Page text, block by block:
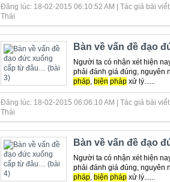
Đăng lúc: 18-02-2015 06:10:52 AM | Tác giả bài
Thái
Bàn về vấn đề đạo
Người ta có nhận xét hiện
phải đánh giá đúng, nguyên
pháp, biện phápxử lý......
Đăng lúc: 18-02-2015 06:06:10 AM | Tác giả bài
Thái
Bàn về vấn đề đạo
Người ta có nhận xét hiện
phải đánh giá đúng, nguyên
pháp, biện phápxử lý......